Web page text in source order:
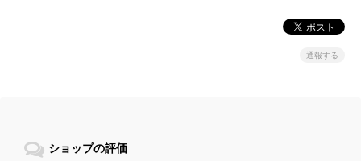
通報する
ショップの評価